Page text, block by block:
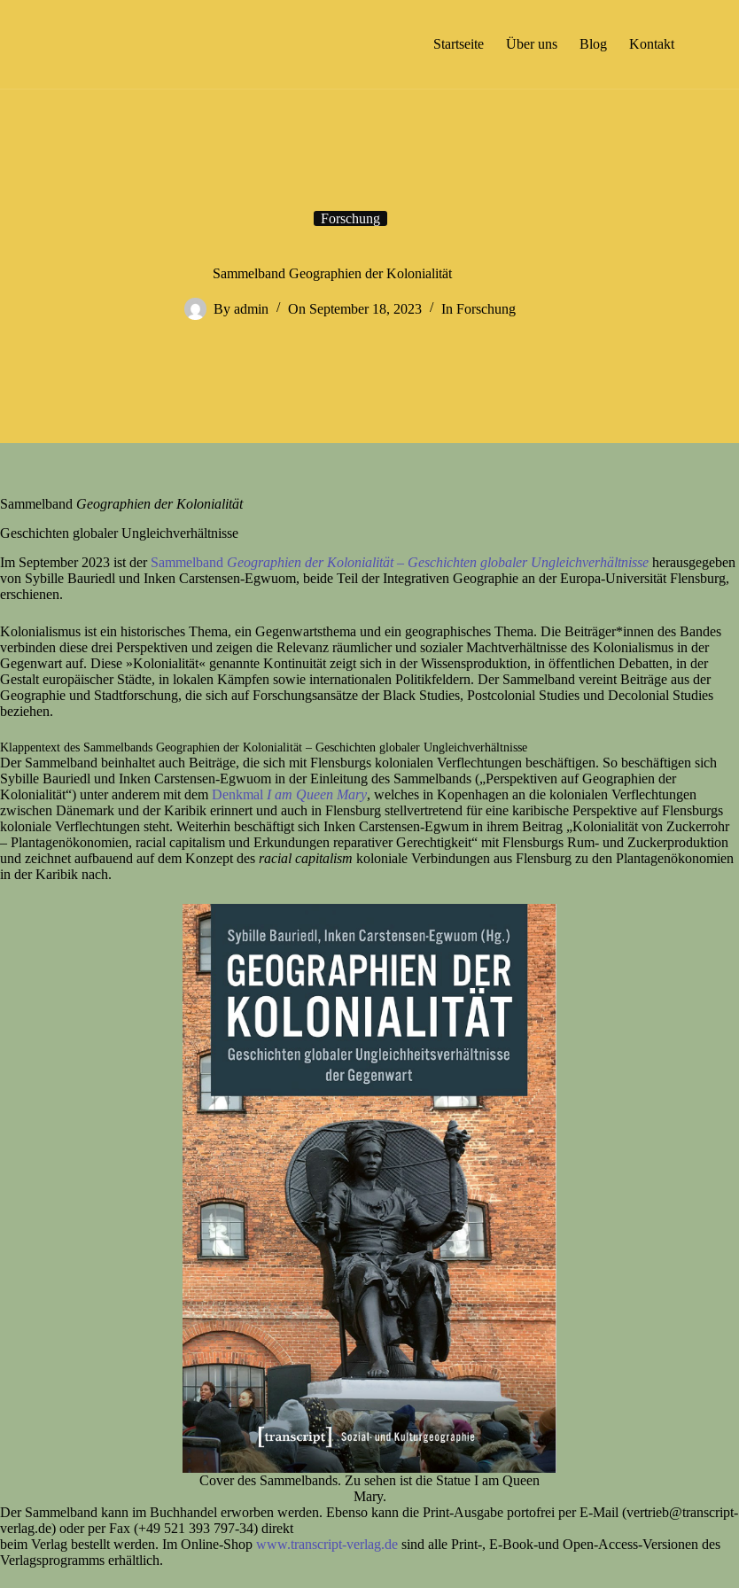
Startseite Über uns Blog Kontakt
Forschung
Sammelband Geographien der Kolonialität
By admin On September 18, 2023 In Forschung
Sammelband Geographien der Kolonialität
Geschichten globaler Ungleichverhältnisse
Im September 2023 ist der Sammelband Geographien der Kolonialität – Geschichten globaler Ungleichverhältnisse herausgegeben
von Sybille Bauriedl und Inken Carstensen-Egwuom, beide Teil der Integrativen Geographie an der Europa-Universität Flensburg,
erschienen.
Kolonialismus ist ein historisches Thema, ein Gegenwartsthema und ein geographisches Thema. Die Beiträger*innen des Bandes
verbinden diese drei Perspektiven und zeigen die Relevanz räumlicher und sozialer Machtverhältnisse des Kolonialismus in der
Gegenwart auf. Diese »Kolonialität« genannte Kontinuität zeigt sich in der Wissensproduktion, in öffentlichen Debatten, in der
Gestalt europäischer Städte, in lokalen Kämpfen sowie internationalen Politikfeldern. Der Sammelband vereint Beiträge aus der
Geographie und Stadtforschung, die sich auf Forschungsansätze der Black Studies, Postcolonial Studies und Decolonial Studies
beziehen.
Klappentext des Sammelbands Geographien der Kolonialität – Geschichten globaler Ungleichverhältnisse
Der Sammelband beinhaltet auch Beiträge, die sich mit Flensburgs kolonialen Verflechtungen beschäftigen. So beschäftigen sich
Sybille Bauriedl und Inken Carstensen-Egwuom in der Einleitung des Sammelbands („Perspektiven auf Geographien der
Kolonialität“) unter anderem mit dem Denkmal I am Queen Mary, welches in Kopenhagen an die kolonialen Verflechtungen
zwischen Dänemark und der Karibik erinnert und auch in Flensburg stellvertretend für eine karibische Perspektive auf Flensburgs
koloniale Verflechtungen steht. Weiterhin beschäftigt sich Inken Carstensen-Egwum in ihrem Beitrag „Kolonialität von Zuckerrohr
– Plantagenökonomien, racial capitalism und Erkundungen reparativer Gerechtigkeit“ mit Flensburgs Rum- und Zuckerproduktion
und zeichnet aufbauend auf dem Konzept des racial capitalism koloniale Verbindungen aus Flensburg zu den Plantagenökonomien
in der Karibik nach.
Cover des Sammelbands. Zu sehen ist die Statue I am Queen
Mary.
Der Sammelband kann im Buchhandel erworben werden. Ebenso kann die Print-Ausgabe portofrei per E-Mail (vertrieb@transcript-
verlag.de) oder per Fax (+49 521 393 797-34) direkt
beim Verlag bestellt werden. Im Online-Shop www.transcript-verlag.de sind alle Print-, E-Book-und Open-Access-Versionen des
Verlagsprogramms erhältlich.